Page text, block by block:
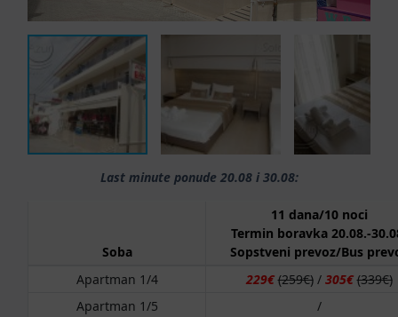
Last minute ponude 20.08 i 30.08:
Soba
11 dana/10 noci
Termin boravka 20.08.-
Sopstveni prevoz/Bus
Apartman 1/4
229€ (259€)/ 305€ (339€)
Apartman 1/5
/